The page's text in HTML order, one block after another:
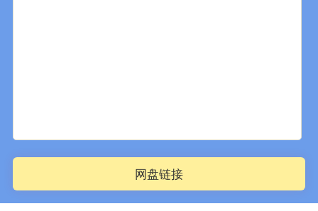
网盘链接